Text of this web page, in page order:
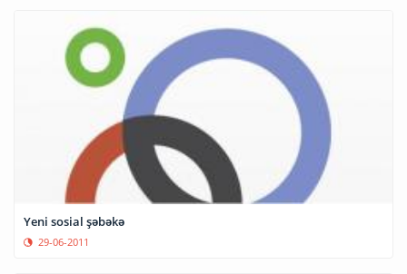
Yeni sosial şəbəkə
29-06-2011